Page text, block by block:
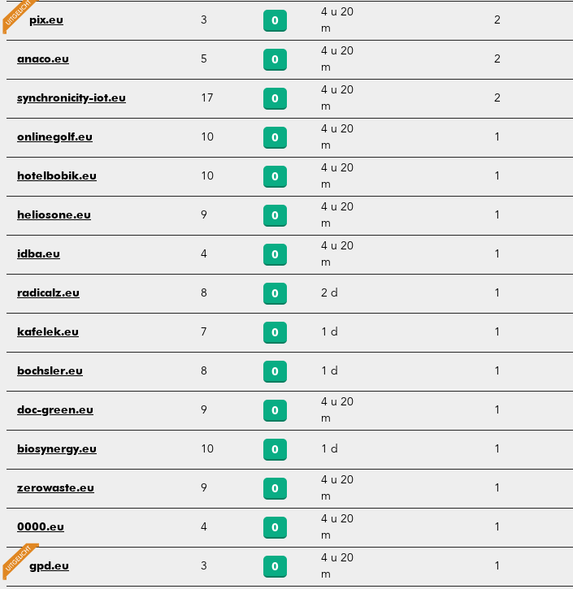
pix.eu 3 0
4 u 20
m
2
anaco.eu 5 0
4 u 20
m
2
synchronicity-iot.eu 17 0
4 u 20
m
2
onlinegolf.eu 10 0
4 u 20
m
1
hotelbobik.eu 10 0
4 u 20
m
1
heliosone.eu 9 0
4 u 20
m
1
idba.eu 4 0
4 u 20
m
1
radicalz.eu 8 0 2 d 1
kafelek.eu 7 0 1 d 1
bochsler.eu 8 0 1 d 1
doc-green.eu 9 0
4 u 20
m
1
biosynergy.eu 10 0 1 d 1
zerowaste.eu 9 0
4 u 20
m
1
0000.eu 4 0
4 u 20
m
1
gpd.eu 3 0
4 u 20
m
1